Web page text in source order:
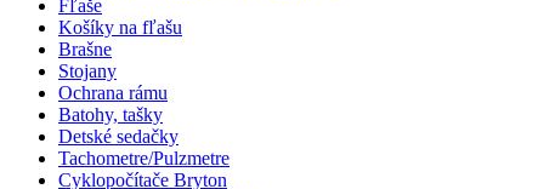
Fľaše
Košíky na fľašu
Brašne
Stojany
Ochrana rámu
Batohy, tašky
Detské sedačky
Tachometre/Pulzmetre
Cyklopočítače Bryton